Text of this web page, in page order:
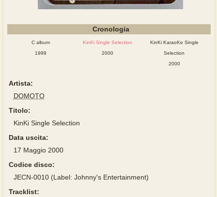
Cronologia
C album
1999
KinKi Single Selection
2000
KinKi KaraoKe Single
Selection
2000
Artista:
DOMOTO
Titolo:
KinKi Single Selection
Data uscita:
17 Maggio 2000
Codice disco:
JECN-0010 (Label: Johnny's Entertainment)
Tracklist: